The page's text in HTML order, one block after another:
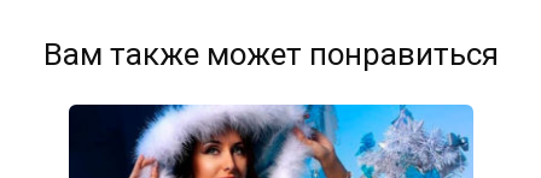
Вам также может понравиться